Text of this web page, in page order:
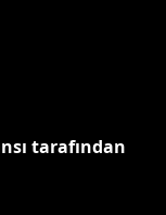
tarafından